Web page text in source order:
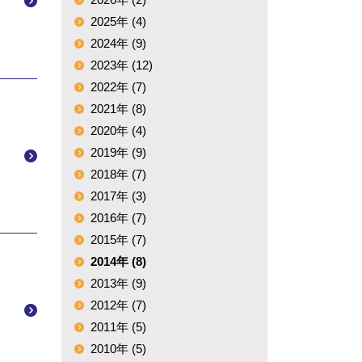
2025年 (4)
2024年 (9)
2023年 (12)
2022年 (7)
2021年 (8)
2020年 (4)
2019年 (9)
2018年 (7)
2017年 (3)
2016年 (7)
2015年 (7)
2014年 (8)
2013年 (9)
2012年 (7)
2011年 (5)
2010年 (5)